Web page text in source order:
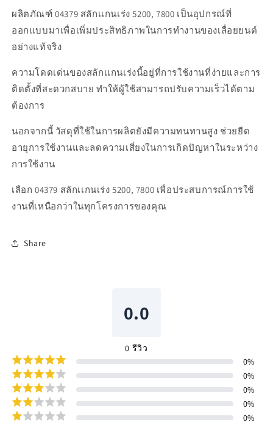
เร่ง
7800
เร่ง
5200,
7800
ผลิตภัณฑ์ 04379 สลักเเกนเร่ง 5200, 7800 เป็นอุปกรณ์ที่
ออกแบบมาเพื่อเพิ่มประสิทธิภาพในการทำงานของเลื่อยยนต์
อย่างแท้จริง
ความโดดเด่นของสลักเเกนเร่งนี้อยู่ที่การใช้งานที่ง่ายและการ
ติดตั้งที่สะดวกสบาย ทำให้ผู้ใช้สามารถปรับความเร็วได้ตาม
ต้องการ
นอกจากนี้ วัสดุที่ใช้ในการผลิตยังมีความทนทานสูง ช่วยยืด
อายุการใช้งานและลดความเสี่ยงในการเกิดปัญหาในระหว่าง
การใช้งาน
เลือก 04379 สลักเเกนเร่ง 5200, 7800 เพื่อประสบการณ์การใช้
งานที่เหนือกว่าในทุกโครงการของคุณ
Share
0.0
0 รีวิว
0%
0%
0%
0%
0%